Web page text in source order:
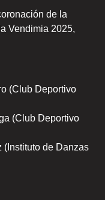
de la
Vendimia 2025,
(Club Deportivo
(Club Deportivo
(Instituto de Danzas